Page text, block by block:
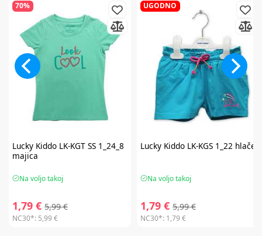
70%
Lucky KiddoLK-KGT SS 1_24_8
majica
Na voljo takoj
1,79 € 5,99 €
NC30*: 5,99 €
UGODNO
Lucky KiddoLK-KGS 1_22 hlače
Na voljo takoj
1,79 € 5,99 €
NC30*: 1,79 €